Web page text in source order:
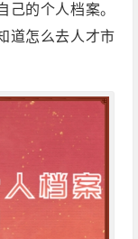
己的个人档案。
道怎么去人才市